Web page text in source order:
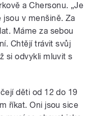
a Chersonu. „Je
v menšině. Za
Máme za sebou
Chtějí trávit svůj
si odvykli mluvit s
děti od 12 do 19
říkat. Oni jsou sice